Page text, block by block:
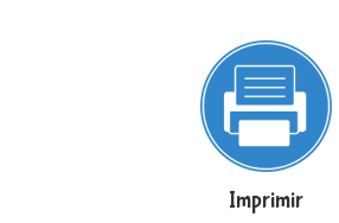
Imprimir